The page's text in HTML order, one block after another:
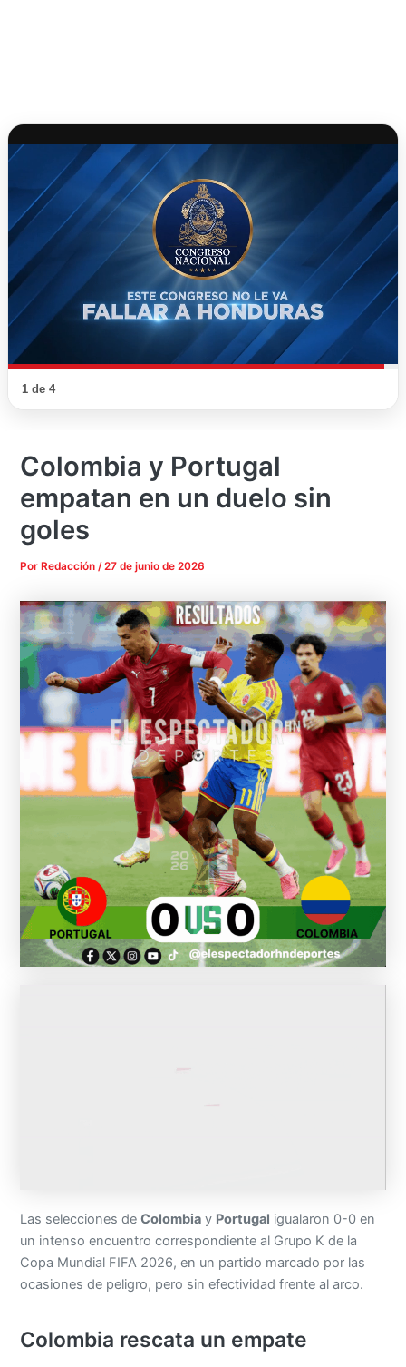
1 de 4
Colombia y Portugal
empatan en un duelo sin
goles
Por Redacción/27 de junio de 2026
Las selecciones deColombia y Portugal igualaron 0-0 en
un intenso encuentro correspondiente al Grupo K de la
Copa Mundial FIFA 2026, en un partido marcado por las
ocasiones de peligro, pero sin efectividad frente al arco.
Colombia rescata un empate